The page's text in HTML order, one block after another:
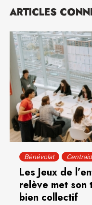
ARTICLES
Bénévolat
Les Jeux de
relève met son
bien collectif